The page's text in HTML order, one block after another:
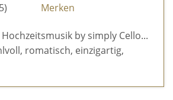
Merken
by simply Cello...
romatisch, einzigartig,